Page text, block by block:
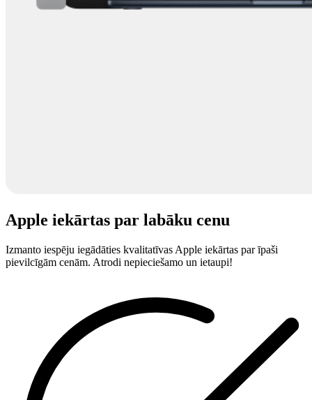
Apple iekārtas par labāku cenu
Izmanto iespēju iegādāties kvalitatīvas Apple iekārtas par īpaši
pievilcīgām cenām. Atrodi nepieciešamo un ietaupi!